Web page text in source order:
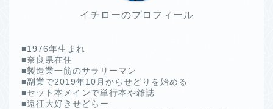
イチローのプロフィール
■1976年生まれ
■奈良県在住
■製造業一筋のサラリーマン
■副業で2019年10月からせどりを始める
■セット本メインで単行本や雑誌
■遠征大好きせどらー